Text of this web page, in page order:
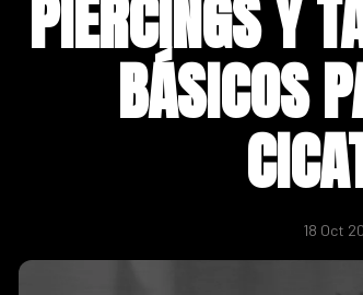
PIERCINGS Y
BÁSICOS
18 Oct